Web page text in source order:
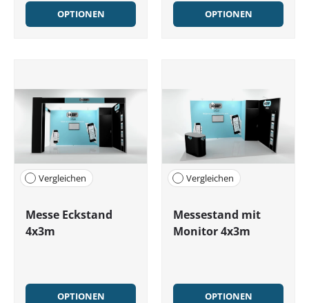
OPTIONEN OPTIONEN
Vergleichen
Messe Eckstand
4x3m
OPTIONEN
Vergleichen
Messestand mit
Monitor 4x3m
OPTIONEN